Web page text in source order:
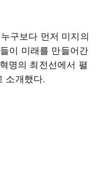
구보다 먼저 미지의
이 미래를 만들어간
명의 최전선에서 펼
소개했다.